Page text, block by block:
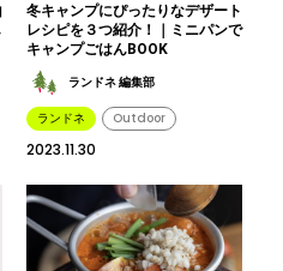
冬キャンプにぴったりなデザート
レシピを３つ紹介！｜ミニパンで
キャンプごはんBOOK
ランドネ 編集部
ランドネ Outdoor
2023.11.30